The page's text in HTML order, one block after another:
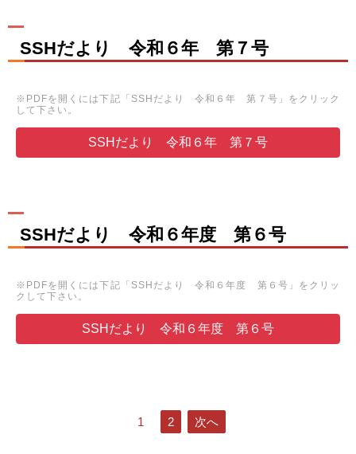
SSHだより 令和６年 第７号
※PDFを開くには下記「SSHだより 令和６年 第７号」をクリック
して下さい。
SSHだより 令和６年 第７号
SSHだより 令和６年度 第６号
※PDFを開くには下記「SSHだより 令和６年度 第６号」をクリッ
クして下さい。
SSHだより 令和６年度 第６号
1 2 次へ